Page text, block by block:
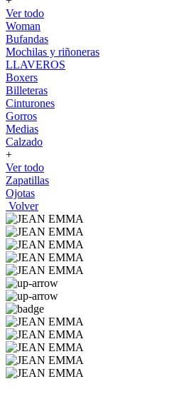
Ver todo
Woman
Bufandas
Mochilas y riñoneras
LLAVEROS
Boxers
Billeteras
Cinturones
Gorros
Medias
Calzado
+
Ver todo
Zapatillas
Ojotas
Volver